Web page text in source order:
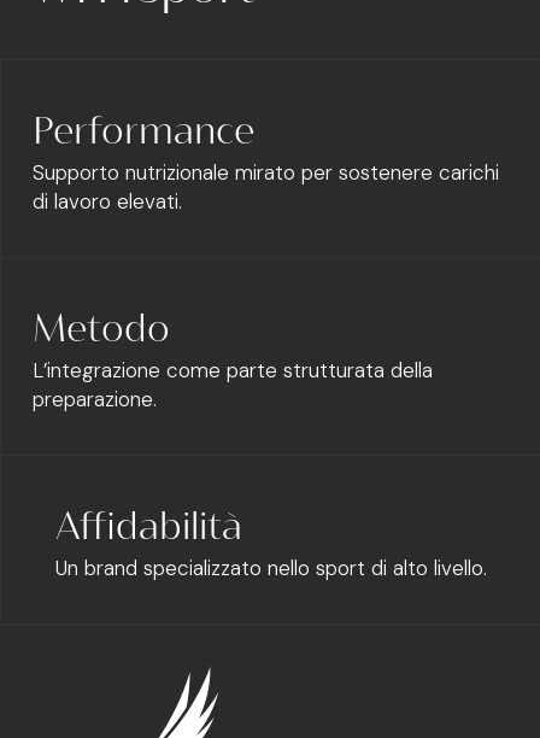
Performance
Supporto nutrizionale mirato per sostenere carichi
di lavoro elevati.
Metodo
L’integrazione come parte strutturata della
preparazione.
Affidabilità
Un brand specializzato nello sport di alto livello.